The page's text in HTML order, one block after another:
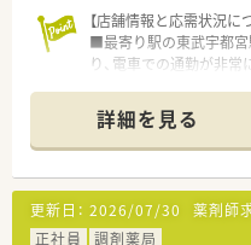
■住宅街に位置し、地元
け薬局として地域に根
＜こんな企業です＞
■栃木県を中心に関東
す。
■調剤薬局の運営の他に
うなど医療業界に密着
■地域の皆様に頼って頂
医療の推進を行っていま
■普段薬局へご来局頂け
【店舗情報と応需状況に
■最寄り駅の東武宇都
り、電車での通勤が非常
おり、専門性を高めるこ
■薬剤師3名と医療事務
ら業務を進められる体
【募集背景と求める人物
■今回は組織体制の強化
域医療に貢献していただ
詳細を見る
更新日： 2026/07/30 薬剤師
正社員
調剤薬局